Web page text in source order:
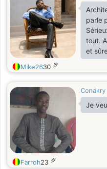
parle
tout.
et
Mike2630 岁
Conakry
Je
Farroh23 岁